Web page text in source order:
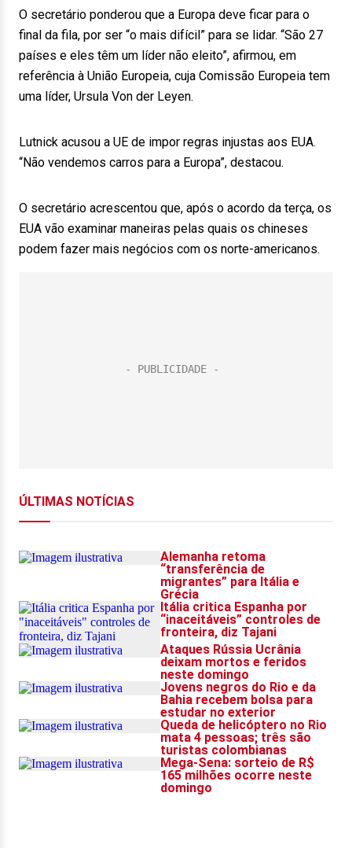
O secretário ponderou que a Europa deve ficar para o
final da fila, por ser “o mais difícil” para se lidar. “São 27
países e eles têm um líder não eleito”, afirmou, em
referência à União Europeia, cuja Comissão Europeia tem
uma líder, Ursula Von der Leyen.
Lutnick acusou a UE de impor regras injustas aos EUA.
“Não vendemos carros para a Europa”, destacou.
O secretário acrescentou que, após o acordo da terça, os
EUA vão examinar maneiras pelas quais os chineses
podem fazer mais negócios com os norte-americanos.